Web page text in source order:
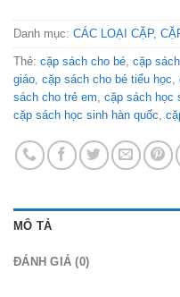
Danh mục: CÁC LOẠI CẶP,
Thẻ: cặp sách cho bé cặp
giáo cặp sách cho bé tiểu học
sách cho trẻ em cặp sách học
cặp sách học sinh hàn quốc
MÔ TẢ
ĐÁNH GIÁ (0)